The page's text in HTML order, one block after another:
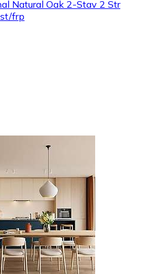
Natural Oak 2-Stav 2 Str
frp